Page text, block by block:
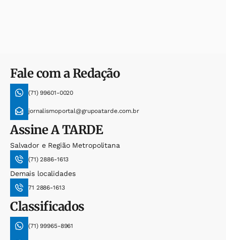
Fale com a Redação
(71) 99601-0020
jornalismoportal@grupoatarde.com.br
AssineA TARDE
Salvador e Região Metropolitana
(71) 2886-1613
Demais localidades
71 2886-1613
Classificados
(71) 99965-8961